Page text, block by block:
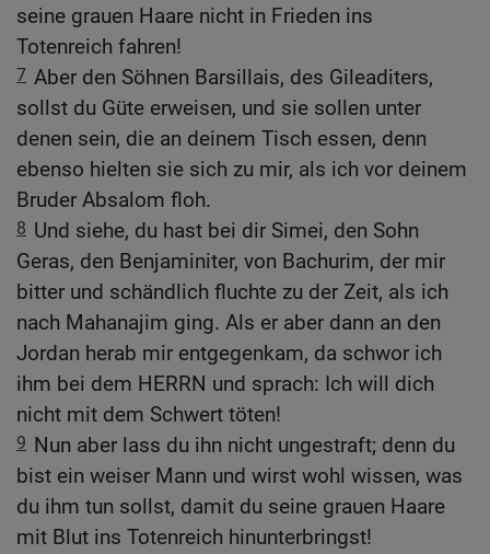
seine grauen Haare nicht in Frieden ins
Totenreich fahren!
7 Aber den Söhnen Barsillais, des Gileaditers,
sollst du Güte erweisen, und sie sollen unter
denen sein, die an deinem Tisch essen, denn
ebenso hielten sie sich zu mir, als ich vor deinem
Bruder Absalom floh.
8 Und siehe, du hast bei dir Simei, den Sohn
Geras, den Benjaminiter, von Bachurim, der mir
bitter und schändlich fluchte zu der Zeit, als ich
nach Mahanajim ging. Als er aber dann an den
Jordan herab mir entgegenkam, da schwor ich
ihm bei dem HERRN und sprach: Ich will dich
nicht mit dem Schwert töten!
9 Nun aber lass du ihn nicht ungestraft; denn du
bist ein weiser Mann und wirst wohl wissen, was
du ihm tun sollst, damit du seine grauen Haare
mit Blut ins Totenreich hinunterbringst!